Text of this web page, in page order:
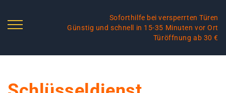
Soforthilfe bei versperrten Türen
Günstig und schnell in 15-35 Minuten vor Ort
Türöffnung ab 30 €